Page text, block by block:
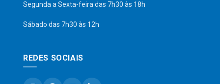
Segunda a Sexta-feira das 7h30 às 18h
Sábado das 7h30 às 12h
REDES SOCIAIS